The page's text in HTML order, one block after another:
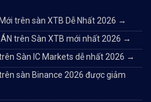
trên sàn XTB Dễ Nhất 2026 →
trên Sàn XTB mới nhất 2026 →
Sàn IC Markets dễ nhất 2026 →
sàn Binance 2026 được giảm